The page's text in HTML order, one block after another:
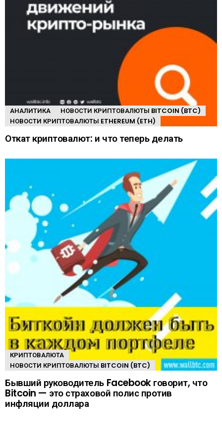
АНАЛИТИКА
НОВОСТИ КРИПТОВАЛЮТЫ BITCOIN (BTC)
НОВОСТИ КРИПТОВАЛЮТЫ ETHEREUM (ETH)
Откат криптовалют: и что теперь делать
КРИПТОВАЛЮТА
НОВОСТИ КРИПТОВАЛЮТЫ BITCOIN (BTC)
Бывший руководитель Facebook говорит, что
Bitcoin — это страховой полис против
инфляции доллара